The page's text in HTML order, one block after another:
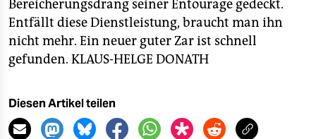
Bereicherungsdrang seiner Entourage gedeckt.
Entfällt diese Dienstleistung, braucht man ihn
nicht mehr. Ein neuer guter Zar ist schnell
gefunden. KLAUS-HELGE DONATH
Diesen Artikel teilen